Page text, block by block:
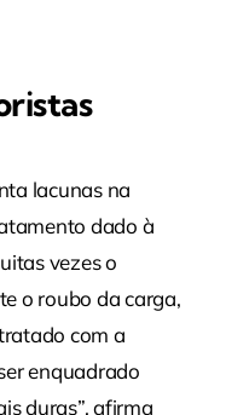
lacunas na
dado à
vezes o
o roubo da carga,
com a
enquadrado
duras”, afirma